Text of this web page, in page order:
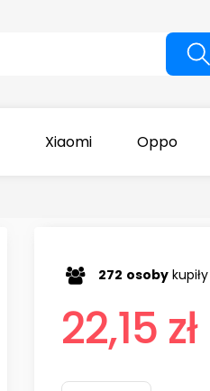
Xiaomi Oppo
272 osoby kupiły
22,15 zł